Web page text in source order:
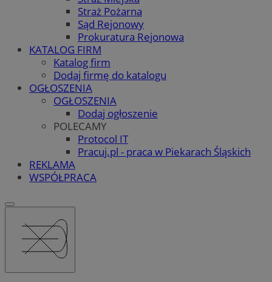
Straż Pożarna
Sąd Rejonowy
Prokuratura Rejonowa
KATALOG FIRM
Katalog firm
Dodaj firmę do katalogu
OGŁOSZENIA
OGŁOSZENIA
Dodaj ogłoszenie
POLECAMY
Protocol IT
Pracuj.pl - praca w Piekarach Śląskich
REKLAMA
WSPÓŁPRACA